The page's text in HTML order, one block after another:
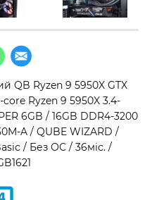
Тип накопичувача
SSD
HDD
SSD + HDD
QB Ryzen 9 5950X GTX
core Ryzen 9 5950X 3.4-
6GB / 16GB DDR4-3200
A / QUBE WIZARD /
/ Без ОС / 36міс. /